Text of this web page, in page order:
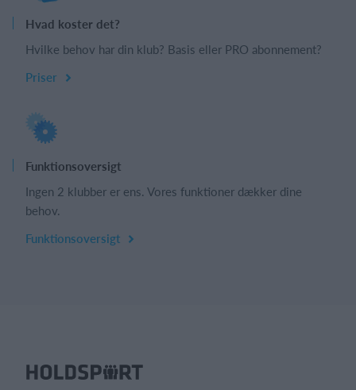
Hvad koster det?
Hvilke behov har din klub? Basis eller PRO abonnement?
Priser
Funktionsoversigt
Ingen 2 klubber er ens. Vores funktioner dækker dine
behov.
Funktionsoversigt